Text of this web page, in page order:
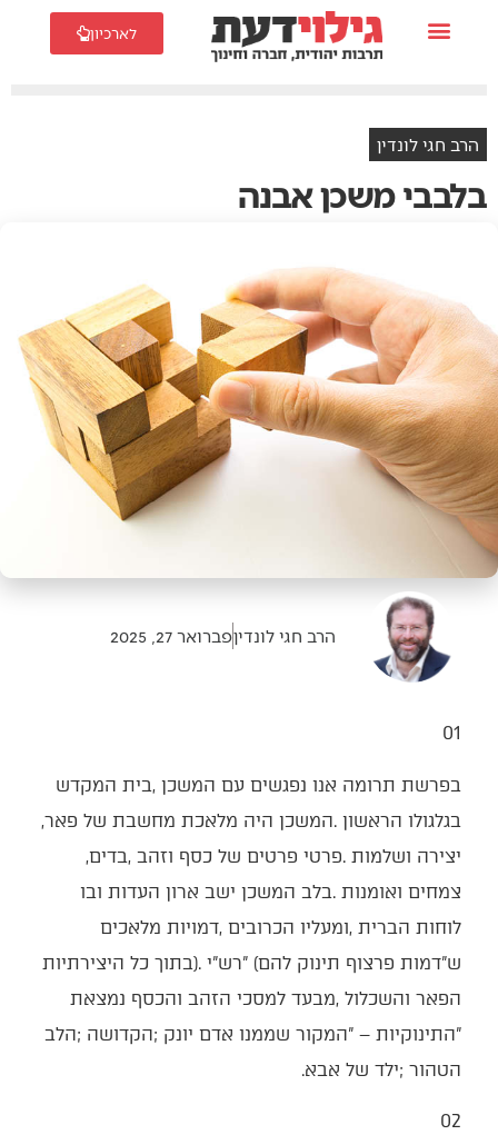
לארכיון
הרב חגי לונדין
בלבבי משכן אבנה
הרב חגי לונדיןפברואר 27, 2025
01‭ ‬
‬בגלגולו‭ ‬הראשון‭. ‬המשכן‭ ‬היה‭ ‬מלאכת‭ ‬מחשבת‭ ‬של‭ ‬פאר‭,
‬יצירה‭ ‬ושלמות‭. ‬פרטי‭ ‬פרטים‭ ‬של‭ ‬כסף‭ ‬וזהב‭, ‬בדים‭,
‬צמחים‭ ‬ואומנות‭. ‬בלב‭ ‬המשכן‭ ‬ישב‭ ‬ארון‭ ‬העדות‭ ‬ובו‭
‬לוחות‭ ‬הברית‭, ‬ומעליו‭ ‬הכרובים‭, ‬דמויות‭ ‬מלאכים‭
‬‮"‬התינוקיות‮"‬‭ ‬‮–‬‭ ‬המקור‭ ‬שממנו‭ ‬אדם‭ ‬יונק‭; ‬הקדושה‭; ‬הלב‭
‬הטהור‭; ‬ילד‭ ‬של‭ ‬אבא‭.‬
02‭ ‬